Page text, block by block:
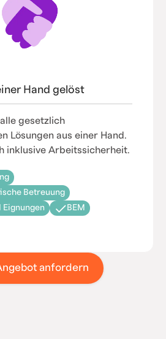
Hand gelöst
gesetzlich
Lösungen aus einer Hand.
inklusive Arbeitssicherheit.
Betreuung
Eignungen
BEM
anfordern